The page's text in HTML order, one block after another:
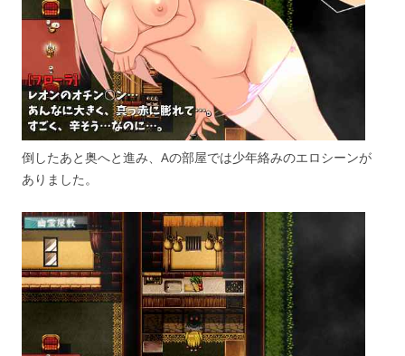
倒したあと奥へと進み、Aの部屋では少年絡みのエロシーンが
ありました。